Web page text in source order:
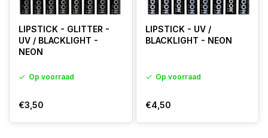
LIPSTICK - GLITTER -
UV / BLACKLIGHT -
NEON
Op voorraad
€3,50
LIPSTICK - UV /
BLACKLIGHT - NEON
Op voorraad
€4,50